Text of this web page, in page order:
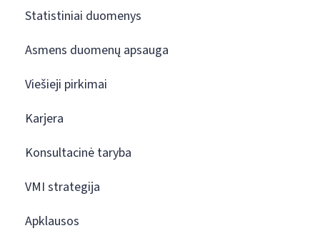
Statistiniai duomenys
Asmens duomenų apsauga
Viešieji pirkimai
Karjera
Konsultacinė taryba
VMI strategija
Apklausos